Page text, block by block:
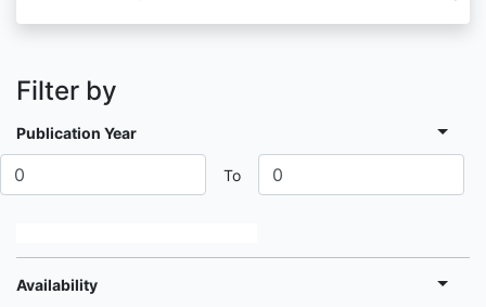
Filter by
Publication Year
To
Availability